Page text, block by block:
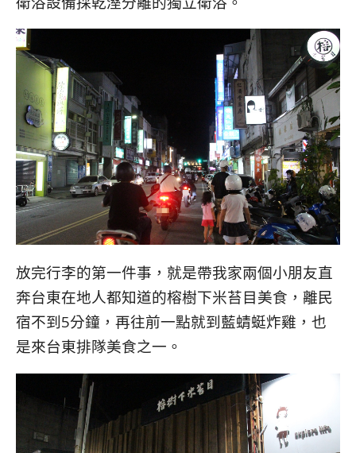
放完行李的第一件事，就是帶我家兩個小朋友直
奔台東在地人都知道的榕樹下米苔目美食，離民
宿不到5分鐘，再往前一點就到藍蜻蜓炸雞，也
是來台東排隊美食之一。